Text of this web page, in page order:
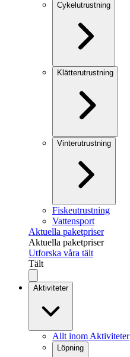
Cykelutrustning
Klätterutrustning
Vinterutrustning
Fiskeutrustning
Vattensport
Aktuella paketpriser
Aktuella paketpriser
Utforska våra tält
Tält
Aktiviteter
Allt inom Aktiviteter
Löpning